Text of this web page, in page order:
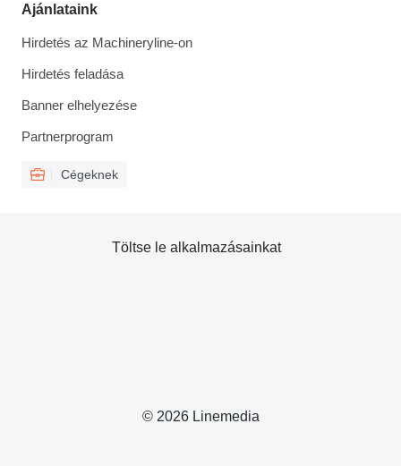
Ajánlataink
Hirdetés az Machineryline-on
Hirdetés feladása
Banner elhelyezése
Partnerprogram
Cégeknek
© 2026 Linemedia
Töltse le alkalmazásainkat